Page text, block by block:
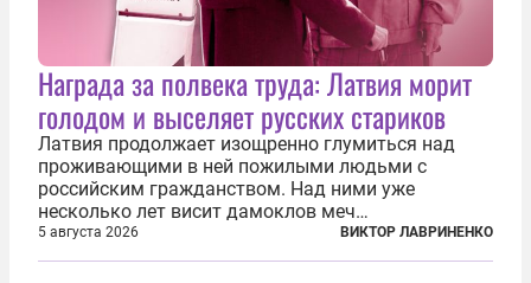
Награда за полвека труда: Латвия морит
голодом и выселяет русских стариков
Латвия продолжает изощренно глумиться над
проживающими в ней пожилыми людьми с
российским гражданством. Над ними уже
несколько лет висит дамоклов меч
насильственного выдворения. Некоторых уже
депортировали, а многие уехали сами, не
5 августа 2026 ВИКТОР ЛАВРИНЕНКО